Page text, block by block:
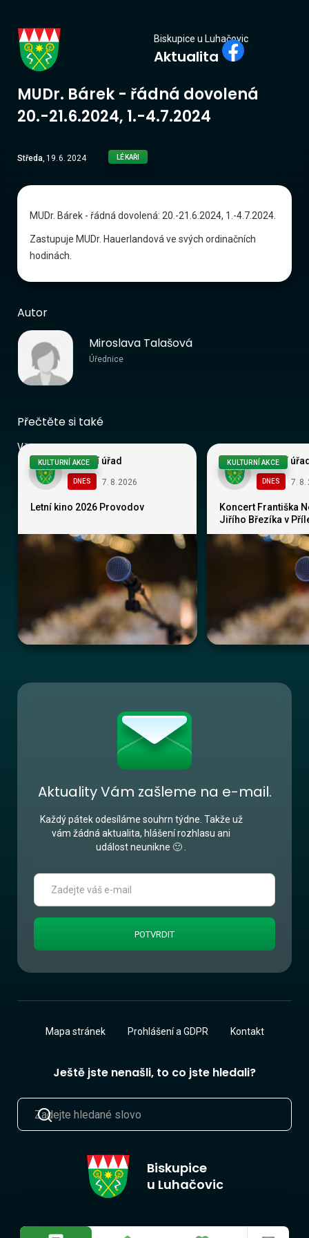
u Luhačovic
Biskupice u Luhačovic
Aktualita
MUDr. Bárek - řádná dovolená
20.-21.6.2024, 1.-4.7.2024
Středa, 19.6. 2024 LÉKAŘI
MUDr. Bárek - řádná dovolená: 20.-21.6.2024, 1.-4.7.2024.
Zastupuje MUDr. Hauerlandová ve svých ordinačních
hodinách.
Autor
Miroslava Talašová
Úřednice
Přečtěte si také
Vše
Obecní úřad
DNES 7 8 2026
Letní kino 2026 Provodov
KULTURNÍ AKCE Obecní
DNES 7 8
Koncert Františka
Jiřího Březíka v
KULTURNÍ AKCE
Aktuality Vám zašleme na e-mail.
Každý pátek odesíláme souhrn týdne. Takže už
vám žádná aktualita, hlášení rozhlasu ani
událost neunikne 🙂 .
Biskupice
u Luhačovic
Ještě jste nenašli, to co jste hledali?
Mapa stránek Prohlášení a GDPR Kontakt